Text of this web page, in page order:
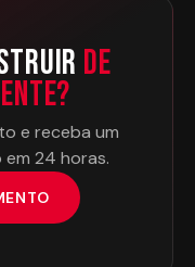
de
e receba um
24 horas.